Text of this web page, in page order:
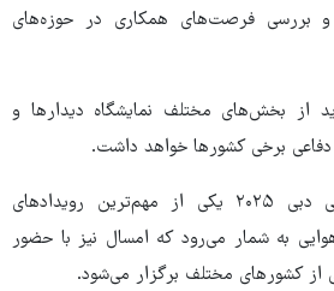
و بررسی فرصت‌های همکاری در حوزه‌های
از بخش‌های مختلف نمایشگاه دیدارها و
دفاعی برخی کشورها خواهد داشت.
نمایشگاه بین المللی هوایی دبی ۲۰۲۵ یکی از مهم‌ترین رویدادهای
به شمار می‌رود که امسال نیز با حضور
کشورهای مختلف برگزار می‌شود.